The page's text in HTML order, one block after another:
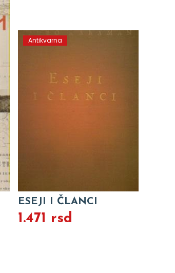
Antikvarna
ESEJI I ČLANCI
1.471 rsd